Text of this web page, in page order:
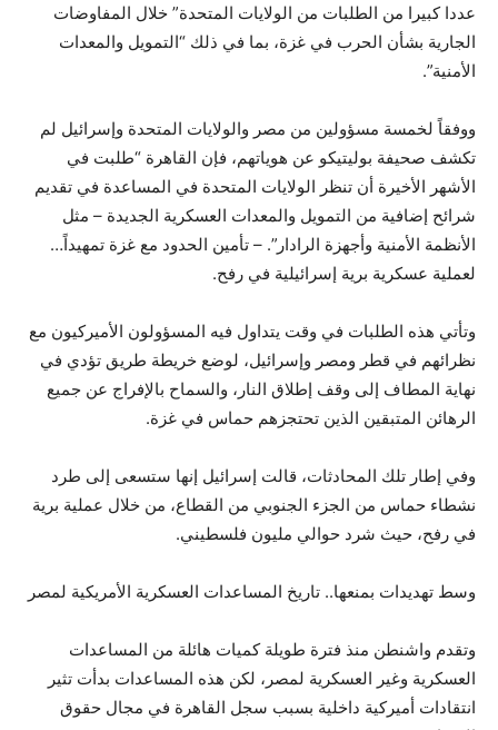
عددا كبيرا من الطلبات من الولايات المتحدة” خلال المفاوضات
الجارية بشأن الحرب في غزة، بما في ذلك “التمويل والمعدات
الأمنية”.
ووفقاً لخمسة مسؤولين من مصر والولايات المتحدة وإسرائيل لم
تكشف صحيفة بوليتيكو عن هوياتهم، فإن القاهرة “طلبت في
الأشهر الأخيرة أن تنظر الولايات المتحدة في المساعدة في تقديم
شرائح إضافية من التمويل والمعدات العسكرية الجديدة – مثل
الأنظمة الأمنية وأجهزة الرادار”. – تأمين الحدود مع غزة تمهيداً…
لعملية عسكرية برية إسرائيلية في رفح.
وتأتي هذه الطلبات في وقت يتداول فيه المسؤولون الأميركيون مع
نظرائهم في قطر ومصر وإسرائيل، لوضع خريطة طريق تؤدي في
نهاية المطاف إلى وقف إطلاق النار، والسماح بالإفراج عن جميع
الرهائن المتبقين الذين تحتجزهم حماس في غزة.
وفي إطار تلك المحادثات، قالت إسرائيل إنها ستسعى إلى طرد
نشطاء حماس من الجزء الجنوبي من القطاع، من خلال عملية برية
في رفح، حيث شرد حوالي مليون فلسطيني.
وسط تهديدات بمنعها.. تاريخ المساعدات العسكرية الأمريكية لمصر
وتقدم واشنطن منذ فترة طويلة كميات هائلة من المساعدات
العسكرية وغير العسكرية لمصر، لكن هذه المساعدات بدأت تثير
انتقادات أميركية داخلية بسبب سجل القاهرة في مجال حقوق